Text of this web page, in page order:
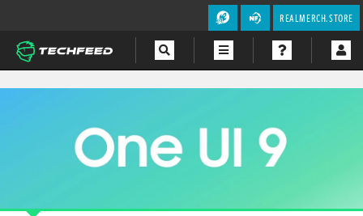
REALMERCH.STORE